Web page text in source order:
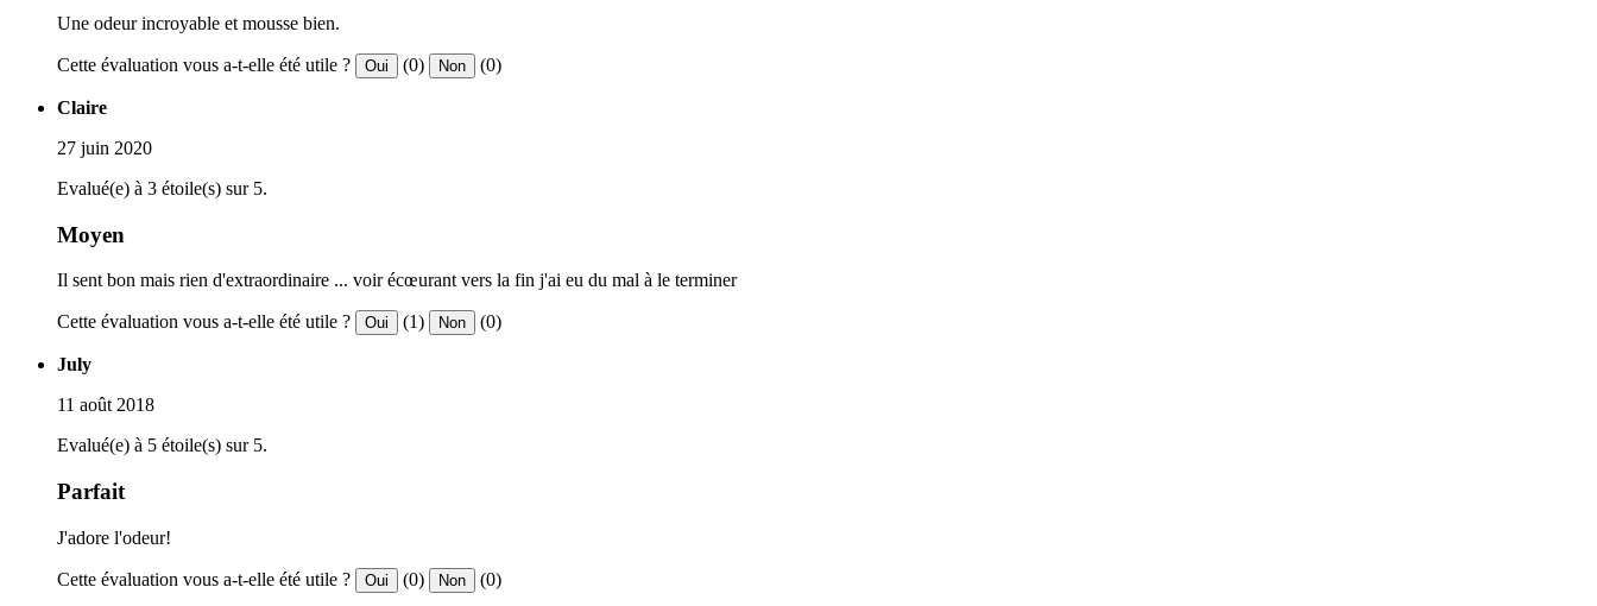
Une odeur incroyable et mousse bien.
Cette évaluation vous a-t-elle été utile ? Oui (0) Non (0)
Claire
27 juin 2020
Evalué(e) à 3 étoile(s) sur 5.
Moyen
Il sent bon mais rien d'extraordinaire ... voir écœurant vers la fin j'ai eu du mal à le terminer
Cette évaluation vous a-t-elle été utile ? Oui (1) Non (0)
July
11 août 2018
Evalué(e) à 5 étoile(s) sur 5.
Parfait
J'adore l'odeur!
Cette évaluation vous a-t-elle été utile ? Oui (0) Non (0)